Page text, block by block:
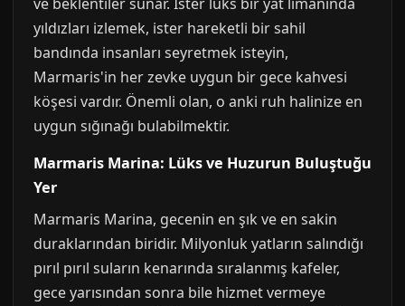
yıldızları izlemek, ister hareketli bir sahil
bandında insanları seyretmek isteyin,
Marmaris'in her zevke uygun bir gece kahvesi
köşesi vardır. Önemli olan, o anki ruh halinize en
uygun sığınağı bulabilmektir.
Marmaris Marina: Lüks ve Huzurun Buluştuğu
Yer
Marmaris Marina, gecenin en şık ve en sakin
duraklarından biridir. Milyonluk yatların salındığı
pırıl pırıl suların kenarında sıralanmış kafeler,
gece yarısından sonra bile hizmet vermeye